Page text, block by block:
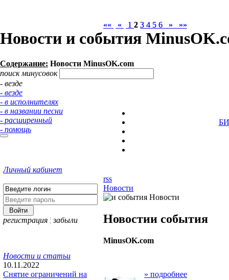
Новости и события
Содержание: Новости MinusOK.com
поиск минусовок
- везде
- везде
- в исполнителях
- в названии песни
- расширенный
- помощь
Личный кабинет
регистрация ¦ забыли
Новости и статьи
10.11.2022
Снятие ограничений на
rss
Новости
Новостии события
MinusOK.com
«« « 1 2 3 4 5 6 » »»
» подробнее
«« « 1 2 3 4 5 6 » »»